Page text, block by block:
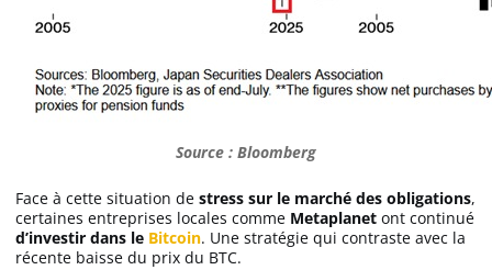
Source : Bloomberg
Face à cette situation de stress sur le marché des obligations,
certaines entreprises locales comme Metaplanet ont continué
d’investir dans le Bitcoin. Une stratégie qui contraste avec la
récente baisse du prix du BTC.